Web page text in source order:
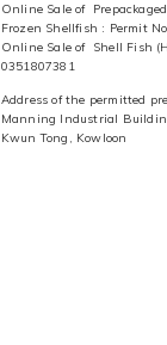
Online Sale of
Frozen Shellfish : Permit
Online Sale of Shell Fish
0351807381
Address of the permitted
Manning Industrial
Kwun Tong, Kowloon